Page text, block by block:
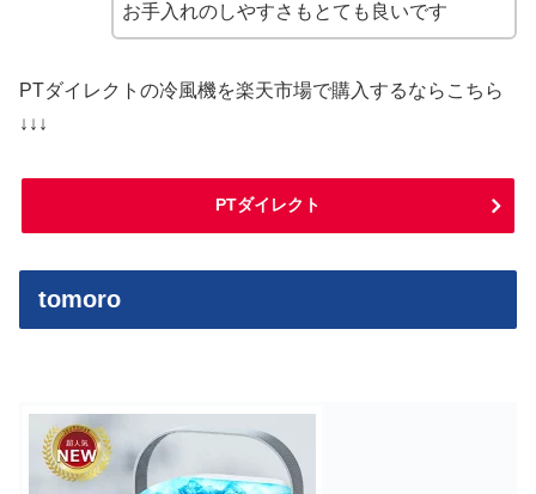
お手入れのしやすさもとても良いです
PTダイレクトの冷風機を楽天市場で購入するならこちら
↓↓↓
PTダイレクト
tomoro